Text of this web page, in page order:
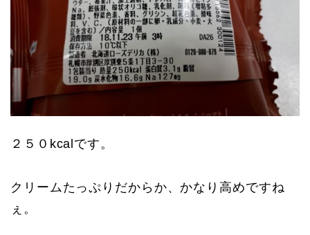
２５０kcalです。
クリームたっぷりだからか、かなり高めですね
ぇ。